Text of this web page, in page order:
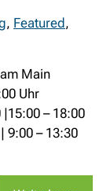
, Featured,
Main
Uhr
– 18:00
9:00 – 13:30